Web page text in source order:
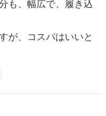
も、幅広で、履き込
が、コスパはいいと